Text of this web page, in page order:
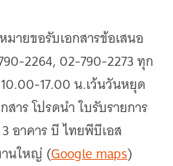
ายขอรับเอกสารข้อเสนอ
2264, 02-790-2273 ทุก
17.00 น.เว้นวันหยุด
สาร โปรดนำ ใบรับรายการ
อาคาร บี ไทยพีบีเอส
านใหญ่ (Google maps)